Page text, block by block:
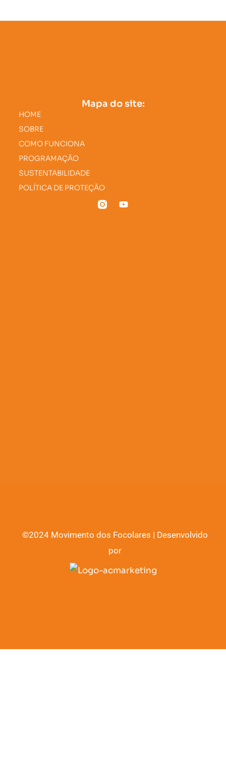
Mapa do site:
HOME
SOBRE
COMO FUNCIONA
PROGRAMAÇÃO
SUSTENTABILIDADE
POLÍTICA DE PROTEÇÃO
©2024 Movimento dos Focolares | Desenvolvido
por